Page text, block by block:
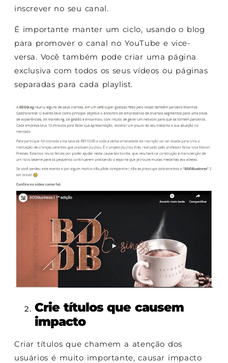
inscrever no seu canal.
É importante manter um ciclo, usando o blog
para promover o canal no YouTube e vice-
versa. Você também pode criar uma página
exclusiva com todos os seus vídeos ou páginas
separadas para cada playlist.
Crie títulos que causem
impacto
Criar títulos que chamem a atenção dos
usuários é muito importante, causar impacto